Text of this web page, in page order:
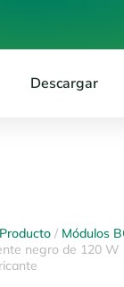
Descargar
Producto / Módulos
negro de 120 W